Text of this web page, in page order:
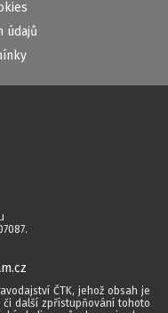
údajů
ČTK, jehož obsah je
či další zpřístupňování tohoto